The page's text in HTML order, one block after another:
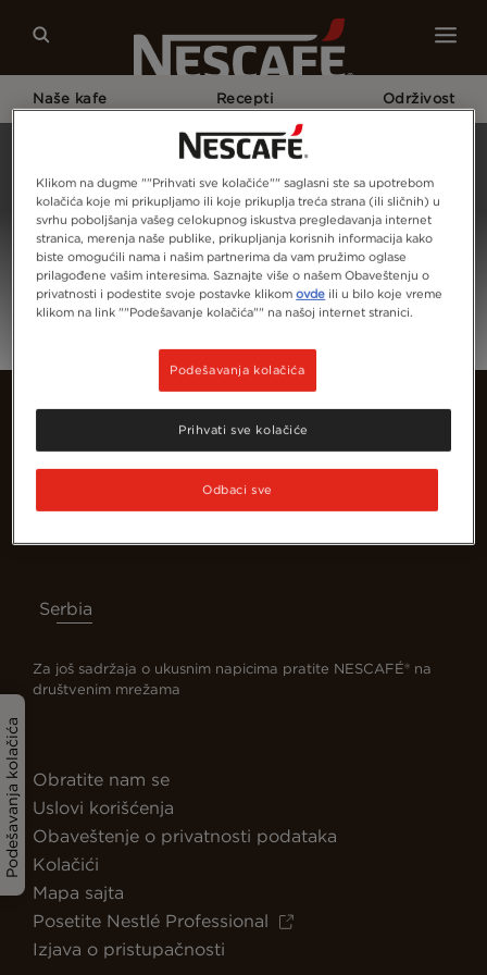
Naše kafe Recepti Održivost
Prijava
Podešavanja kolačića
Serbia
Za još sadržaja o ukusnim napicima pratite NESCAFÉ® na
društvenim mrežama
Obratite nam se
Uslovi korišćenja
Obaveštenje o privatnosti podataka
Kolačići
Mapa sajta
Posetite Nestlé Professional
Izjava o pristupačnosti
Klikom na dugme ""Prihvati sve kolačiće"" saglasni ste sa upotrebom
kolačića koje mi prikupljamo ili koje prikuplja treća strana (ili sličnih) u
svrhu poboljšanja vašeg celokupnog iskustva pregledavanja internet
stranica, merenja naše publike, prikupljanja korisnih informacija kako
biste omogućili nama i našim partnerima da vam pružimo oglase
prilagođene vašim interesima. Saznajte više o našem Obaveštenju o
privatnosti i podestite svoje postavke klikomovde ili u bilo koje vreme
klikom na link ""Podešavanje kolačića"" na našoj internet stranici.
Podešavanja kolačića
Odbaci sve
Prihvati sve kolačiće